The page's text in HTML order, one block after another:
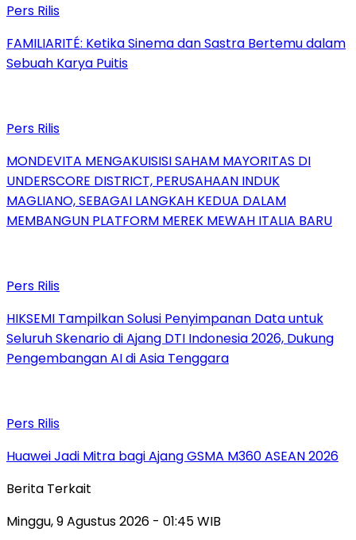
Pers Rilis
FAMILIARITÉ: Ketika Sinema dan Sastra Bertemu dalam
Sebuah Karya Puitis
Pers Rilis
MONDEVITA MENGAKUISISI SAHAM MAYORITAS DI
UNDERSCORE DISTRICT, PERUSAHAAN INDUK
MAGLIANO, SEBAGAI LANGKAH KEDUA DALAM
MEMBANGUN PLATFORM MEREK MEWAH ITALIA BARU
Pers Rilis
HIKSEMI Tampilkan Solusi Penyimpanan Data untuk
Seluruh Skenario di Ajang DTI Indonesia 2026, Dukung
Pengembangan AI di Asia Tenggara
Pers Rilis
Huawei Jadi Mitra bagi Ajang GSMA M360 ASEAN 2026
Berita Terkait
Minggu, 9 Agustus 2026 - 01:45 WIB